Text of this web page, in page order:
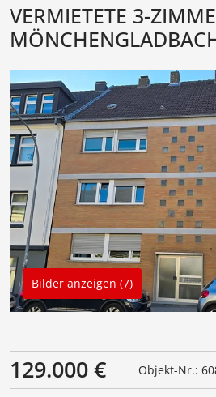
VERMIETETE 3-
Bilder anzeigen (7)
129.000 € Objekt-Nr.: